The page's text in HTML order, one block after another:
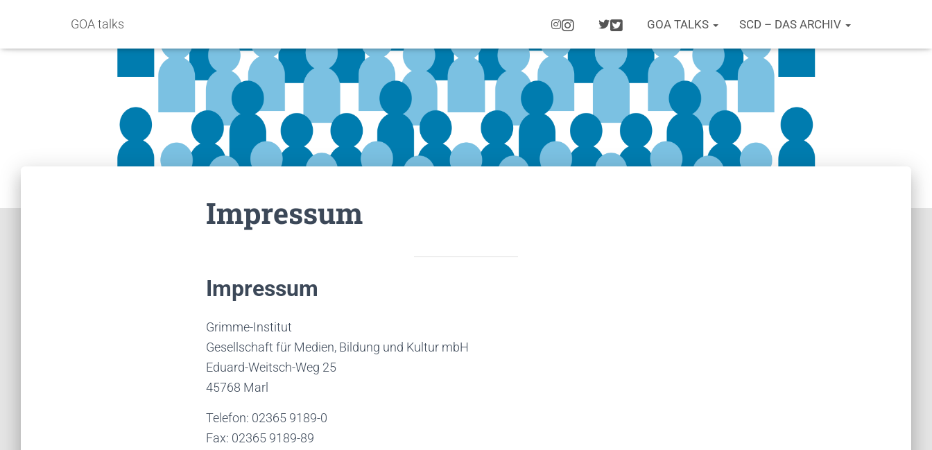
GOA talks
S
A
A
I
T
GOA TALKS SCD – DAS ARCHIV
Impressum
Impressum
Grimme-Institut
Gesellschaft für Medien, Bildung und Kultur mbH
Eduard-Weitsch-Weg 25
45768 Marl
Telefon: 02365 9189-0
Fax: 02365 9189-89